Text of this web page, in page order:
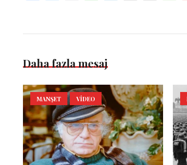
Daha fazla mesaj
MANŞET VIDEO